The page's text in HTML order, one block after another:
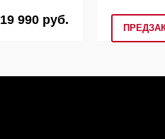
19 990 руб.